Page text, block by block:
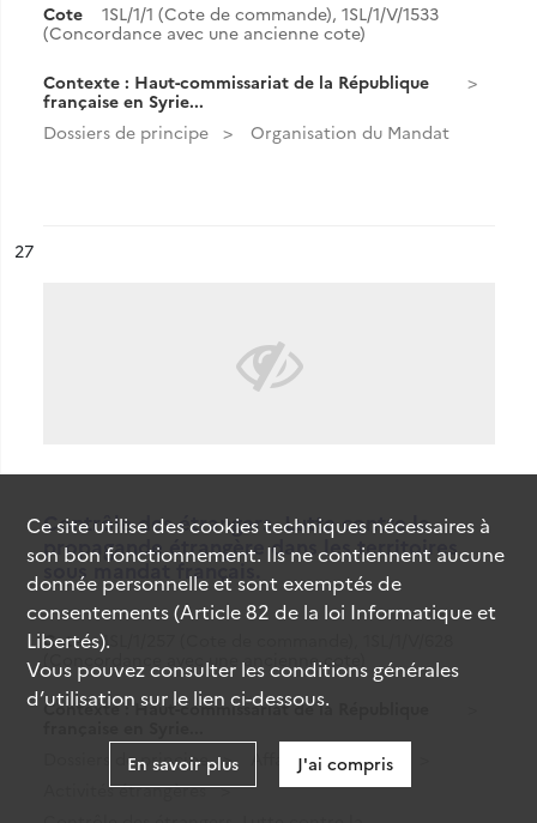
Cote
1SL/1/1 (Cote de commande), 1SL/1/V/1533
(Concordance avec une ancienne cote)
Contexte : Haut-commissariat de la République
française en Syrie...
Dossiers de principe
Organisation du Mandat
n°
27
Contrôle des étrangers. Lutte contre la
propagande étrangère dans les territoires
sous mandat français.
Cote
1SL/1/257 (Cote de commande), 1SL/1/V/628
(Concordance avec une ancienne cote)
Contexte : Haut-commissariat de la République
Dossiers de principe
Affaires étrangères
Activités étrangères
Ce site utilise descookiestechniques nécessaires à
son bon fonctionnement. Ils ne contiennent aucune
donnée personnelle et sont exemptés de
consentements (Article 82 de la loi Informatique et
Libertés).
Vous pouvez consulter les conditions générales
d’utilisation sur le lien ci-dessous.
En savoir plus J'ai compris